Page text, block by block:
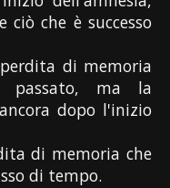
che è successo
di memoria
ma la
dopo l'inizio
di memoria che
di tempo.